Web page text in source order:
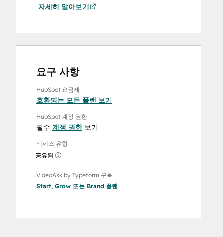
자세히 알아보기
요구 사항
HubSpot 요금제
호환되는 모든 플랜 보기
HubSpot 계정 권한
필수 계정 권한보기
액세스 유형
공유됨
VideoAsk by Typeform 구독
Start, Grow 또는 Brand 플랜